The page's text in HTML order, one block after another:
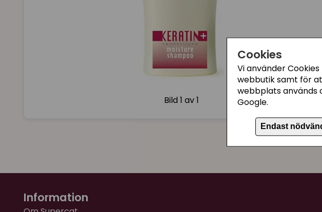
Cookies
Vi använder
webbutik samt för
webbplats används
Google.
Endast
Bild1 av 1
Information